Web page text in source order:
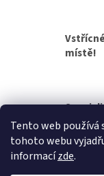
Tento web používá
tohoto webu
informacízde.
místě!